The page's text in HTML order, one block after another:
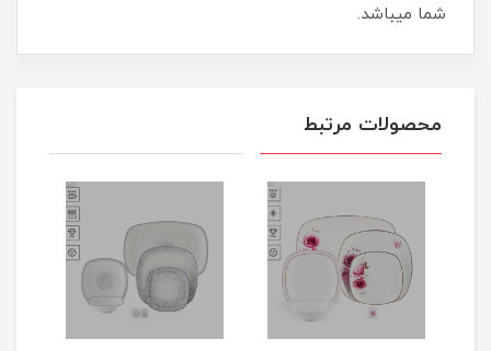
شما میباشد.
محصولات مرتبط